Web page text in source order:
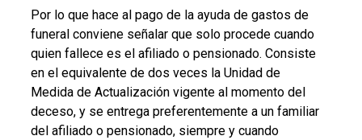
Por lo que hace al pago de la ayuda de gastos de
funeral conviene señalar que solo procede cuando
quien fallece es el afiliado o pensionado. Consiste
en el equivalente de dos veces la Unidad de
Medida de Actualización vigente al momento del
deceso, y se entrega preferentemente a un familiar
del afiliado o pensionado, siempre y cuando